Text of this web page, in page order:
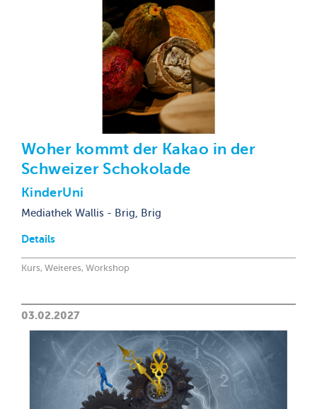
Woher kommt der Kakao in der
Schweizer Schokolade
KinderUni
Mediathek Wallis - Brig, Brig
Details
Kurs, Weiteres, Workshop
03.02.2027